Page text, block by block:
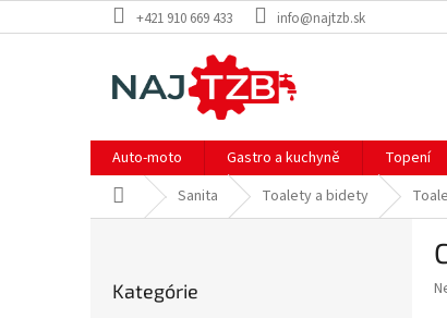
na
+421 910 669 433 info@najtzb.sk
Auto-moto Gastro a kuchyně Topení
DomovSanita Toalety a bidety
kategórie
Kategórie